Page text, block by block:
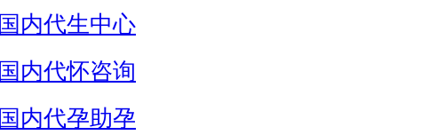
国内代生中心
国内代怀咨询
国内代孕助孕